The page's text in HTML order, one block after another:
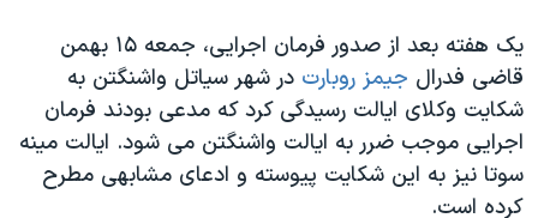
یک هفته بعد از صدور فرمان اجرایی، جمعه ۱۵ بهمن
قاضی فدرال جیمز روبارت در شهر سیاتل واشنگتن به
شکایت وکلای ایالت رسیدگی کرد که مدعی بودند فرمان
اجرایی موجب ضرر به ایالت واشنگتن می شود. ایالت مینه
سوتا نیز به این شکایت پیوسته و ادعای مشابهی مطرح
کرده است.